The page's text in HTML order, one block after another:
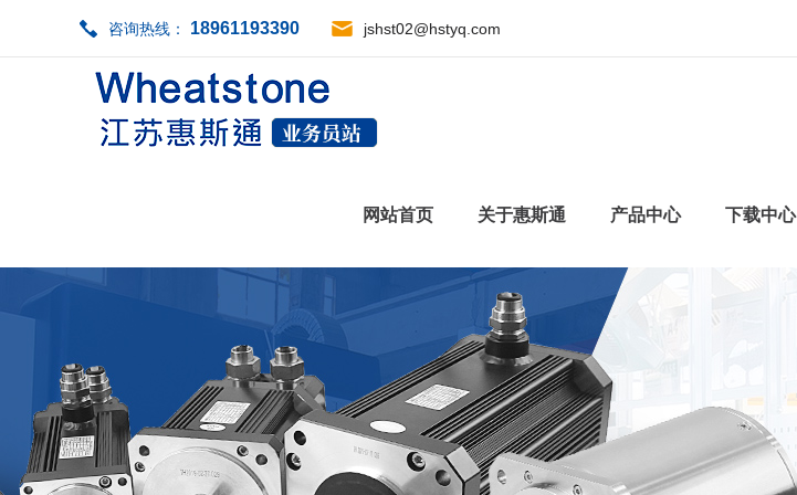
咨询热线： 18961193390 jshst02@hstyq.com
网站首页 关于惠斯通 产品中心 下载中心